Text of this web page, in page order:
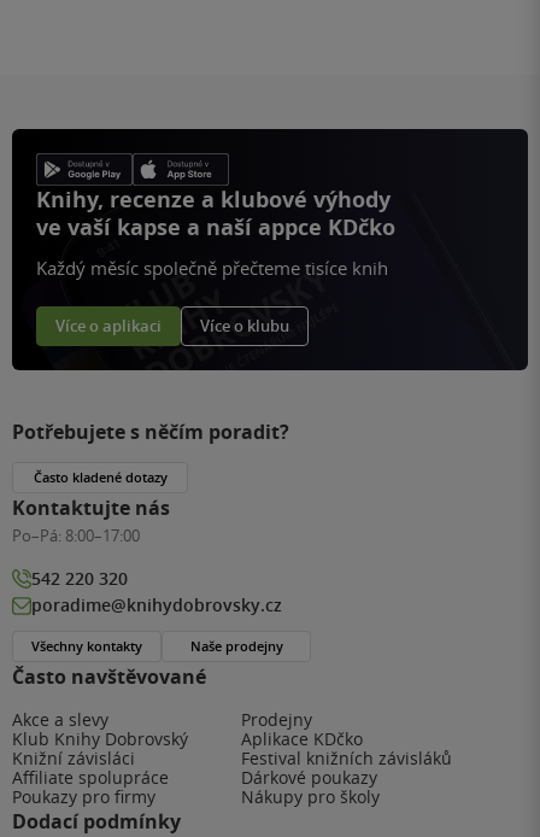
Knihy, recenze a klubové výhody
ve vaší kapse a naší appce KDčko
Každý měsíc společně přečteme tisíce knih
Více o aplikaci Více o klubu
Často navštěvované
Akce a slevy
Prodejny
Klub Knihy Dobrovský
Aplikace KDčko
Knižní závisláci
Festival knižních závisláků
Affiliate spolupráce
Dárkové poukazy
Poukazy pro firmy
Nákupy pro školy
Dodací podmínky
Potřebujete s něčím poradit?
Často kladené dotazy
Kontaktujte nás
Po–Pá: 8:00–17:00
542 220 320
poradime@knihydobrovsky.cz
Všechny kontakty Naše prodejny